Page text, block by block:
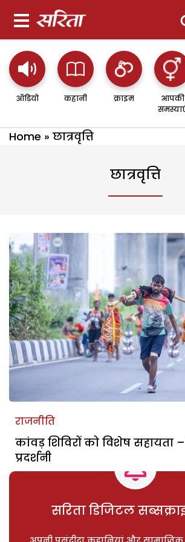
ऑडियो कहानी क्राइम
आपकी
Home » छात्रवृत्ति
छात्रवृत्ति
राजनीति
कांवड़ शिविरों को विशेष सहायता
प्रदर्शनी
सरिता डिजिटल